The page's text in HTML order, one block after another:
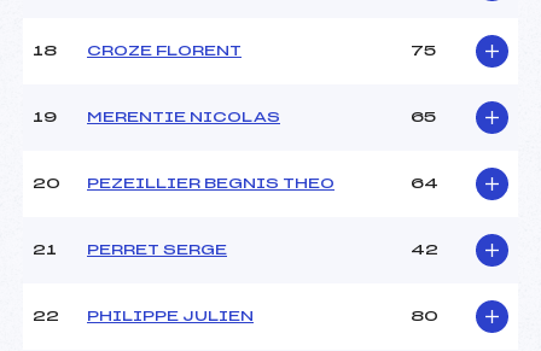
18 CROZE FLORENT 75
19 MERENTIE NICOLAS 65
20 PEZEILLIER BEGNIS THEO 64
21 PERRET SERGE 42
22 PHILIPPE JULIEN 80